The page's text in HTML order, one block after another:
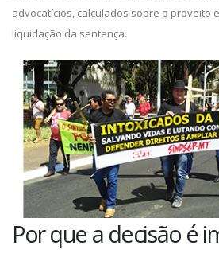
advocatícios, calculados sobre o proveito
liquidação da sentença.
Por que a decisão é